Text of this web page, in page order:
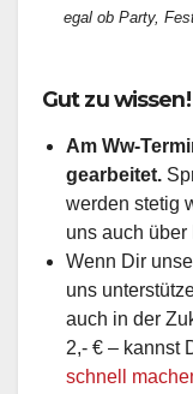
egal ob Party,
Gut zu wissen!
Am Ww-
gearbeitet.
werden stetig
uns auch
Wenn Dir
uns
auch in der
2,- € – kannst
schnell